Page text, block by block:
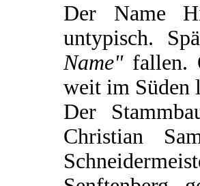
Der Name
untypisch.
Name"fallen.
weit im Süden
Der
Christian